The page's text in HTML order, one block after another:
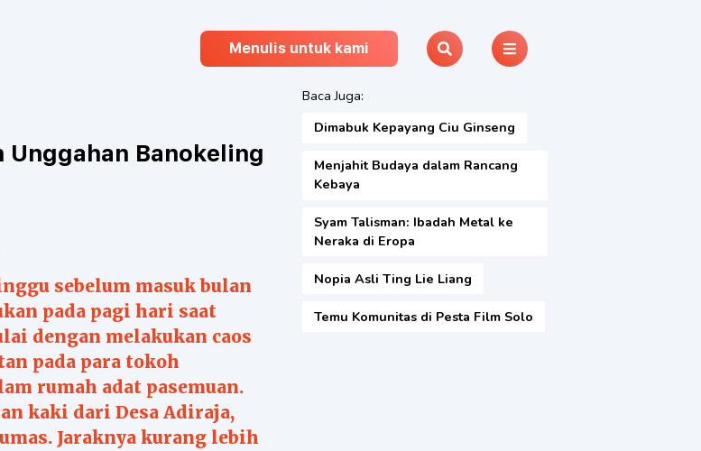
Menulis untuk kami
Banokeling
sebelum masuk bulan
pada pagi hari saat
dengan melakukan caos
pada para tokoh
rumah adat pasemuan.
kaki dari Desa Adiraja,
Jaraknya kurang lebih
Baca Juga:
Dimabuk Kepayang Ciu Ginseng
Menjahit Budaya dalam Rancang
Kebaya
Syam Talisman: Ibadah Metal ke
Neraka di Eropa
Nopia Asli Ting Lie Liang
Temu Komunitas di Pesta Film Solo